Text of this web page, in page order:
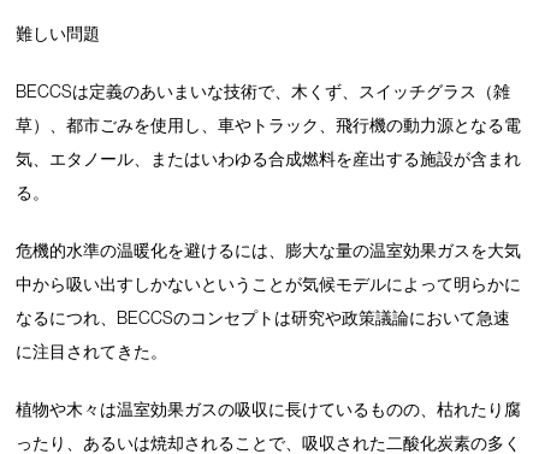
難しい問題
BECCSは定義のあいまいな技術で、木くず、スイッチグラス（雑
草）、都市ごみを使用し、車やトラック、飛行機の動力源となる電
気、エタノール、またはいわゆる合成燃料を産出する施設が含まれ
る。
危機的水準の温暖化を避けるには、膨大な量の温室効果ガスを大気
中から吸い出すしかないということが気候モデルによって明らかに
なるにつれ、BECCSのコンセプトは研究や政策議論において急速
に注目されてきた。
植物や木々は温室効果ガスの吸収に長けているものの、枯れたり腐
ったり、あるいは焼却されることで、吸収された二酸化炭素の多く